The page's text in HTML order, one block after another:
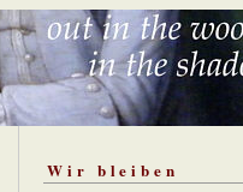
Wir bleiben